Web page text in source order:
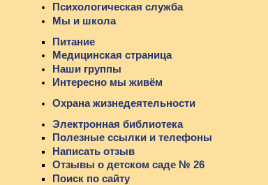
Психологическая служба
Мы и школа
Питание
Медицинская страница
Наши группы
Интересно мы живём
Охрана жизнедеятельности
Электронная библиотека
Полезные ссылки и телефоны
Написать отзыв
Отзывы о детском саде № 26
Поиск по сайту